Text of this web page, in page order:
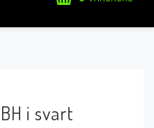
i svart